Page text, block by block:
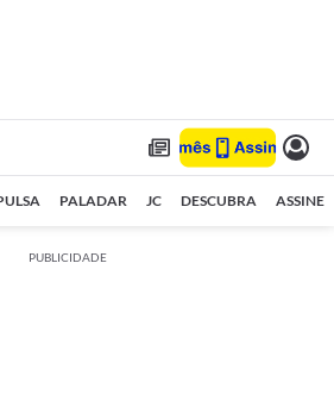
PALADAR JC DESCUBRA ASSINE
PUBLICIDADE